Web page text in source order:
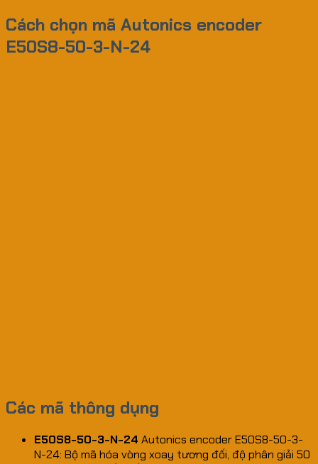
Cách chọn mã Autonics encoder
E50S8-50-3-N-24
Các mã thông dụng
E50S8-50-3-N-24 Autonics encoder E50S8-50-3-
N-24: Bộ mã hóa vòng xoay tương đối, độ phân giải 50